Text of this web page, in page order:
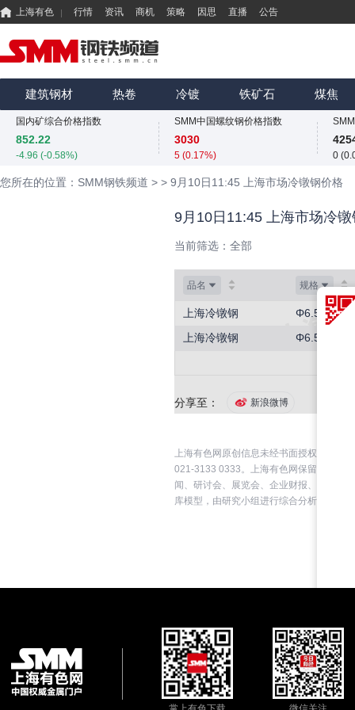
上海有色 行情 资讯 商机 策略 因思 直播 公告
建筑钢材 热卷 冷镀 铁矿石 煤焦
国内矿综合价格指数
852.22
-4.96 (-0.58%)
815
国内矿综合价格指数
852.22
-4.96 (-0.58%)
815
SMM中国螺纹钢价格指数
1980
SMM中国螺纹钢价格指数
3030
5 (0.17%)
1980
SMM中国螺纹钢价格指数
5 (0.17%)
0
您所在的位置：SMM钢铁频道 > > 9月10日11:45 上海市场冷镦钢价格
9月10日11:45 上海市场冷
当前筛选： 全部
品名 规格
上海冷镦钢
Φ6.5mm
上海冷镦钢
Φ6.5-24
分享至： 新浪微博
上海有色网原创信息未经书面授权，禁止
021-3133 0333。上海有色网保留追究侵
闻、研讨会、展览会、企业财报、券商报
库模型，由研究小组进行综合分析和合理